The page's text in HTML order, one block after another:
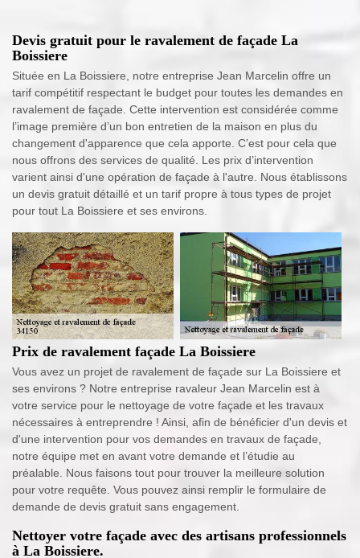
Devis gratuit pour le ravalement de façade La
Boissiere
Située en La Boissiere, notre entreprise Jean Marcelin offre un
tarif compétitif respectant le budget pour toutes les demandes en
ravalement de façade. Cette intervention est considérée comme
l’image première d’un bon entretien de la maison en plus du
changement d'apparence que cela apporte. C’est pour cela que
nous offrons des services de qualité. Les prix d’intervention
varient ainsi d'une opération de façade à l'autre. Nous établissons
un devis gratuit détaillé et un tarif propre à tous types de projet
pour tout La Boissiere et ses environs.
Prix de ravalement façade La Boissiere
Vous avez un projet de ravalement de façade sur La Boissiere et
ses environs ? Notre entreprise ravaleur Jean Marcelin est à
votre service pour le nettoyage de votre façade et les travaux
nécessaires à entreprendre ! Ainsi, afin de bénéficier d'un devis et
d'une intervention pour vos demandes en travaux de façade,
notre équipe met en avant votre demande et l’étudie au
préalable. Nous faisons tout pour trouver la meilleure solution
pour votre requête. Vous pouvez ainsi remplir le formulaire de
demande de devis gratuit sans engagement.
Nettoyer votre façade avec des artisans professionnels
à La Boissiere.